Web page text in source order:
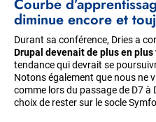
Courbe
diminue encore et
Durant sa conférence, Dries a
Drupal devenait de plus en
tendance qui devrait se
Notons également que nous ne
comme lors du passage de D7
choix de rester sur le socle